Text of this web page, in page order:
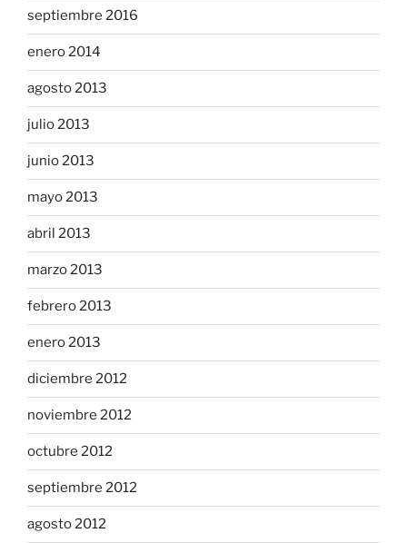
septiembre 2016
enero 2014
agosto 2013
julio 2013
junio 2013
mayo 2013
abril 2013
marzo 2013
febrero 2013
enero 2013
diciembre 2012
noviembre 2012
octubre 2012
septiembre 2012
agosto 2012